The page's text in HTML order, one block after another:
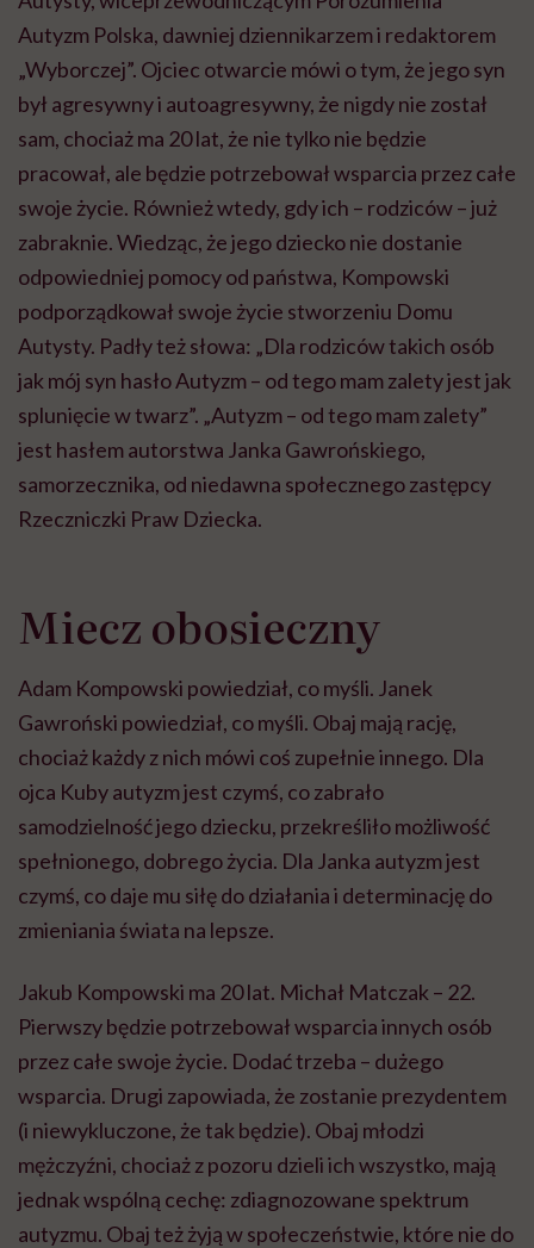
Autyzm Polska, dawniej dziennikarzem i redaktorem
„Wyborczej”. Ojciec otwarcie mówi o tym, że jego syn
był agresywny i autoagresywny, że nigdy nie został
sam, chociaż ma 20 lat, że nie tylko nie będzie
pracował, ale będzie potrzebował wsparcia przez całe
swoje życie. Również wtedy, gdy ich – rodziców – już
zabraknie. Wiedząc, że jego dziecko nie dostanie
odpowiedniej pomocy od państwa, Kompowski
podporządkował swoje życie stworzeniu Domu
Autysty. Padły też słowa: „Dla rodziców takich osób
jak mój syn hasło Autyzm – od tego mam zalety jest jak
splunięcie w twarz”. „Autyzm – od tego mam zalety”
jest hasłem autorstwa Janka Gawrońskiego,
samorzecznika, od niedawna społecznego zastępcy
Rzeczniczki Praw Dziecka.
Miecz obosieczny
Adam Kompowski powiedział, co myśli. Janek
Gawroński powiedział, co myśli. Obaj mają rację,
chociaż każdy z nich mówi coś zupełnie innego. Dla
ojca Kuby autyzm jest czymś, co zabrało
samodzielność jego dziecku, przekreśliło możliwość
spełnionego, dobrego życia. Dla Janka autyzm jest
czymś, co daje mu siłę do działania i determinację do
zmieniania świata na lepsze.
Jakub Kompowski ma 20 lat. Michał Matczak – 22.
Pierwszy będzie potrzebował wsparcia innych osób
przez całe swoje życie. Dodać trzeba – dużego
wsparcia. Drugi zapowiada, że zostanie prezydentem
(i niewykluczone, że tak będzie). Obaj młodzi
mężczyźni, chociaż z pozoru dzieli ich wszystko, mają
jednak wspólną cechę: zdiagnozowane spektrum
autyzmu. Obaj też żyją w społeczeństwie, które nie do